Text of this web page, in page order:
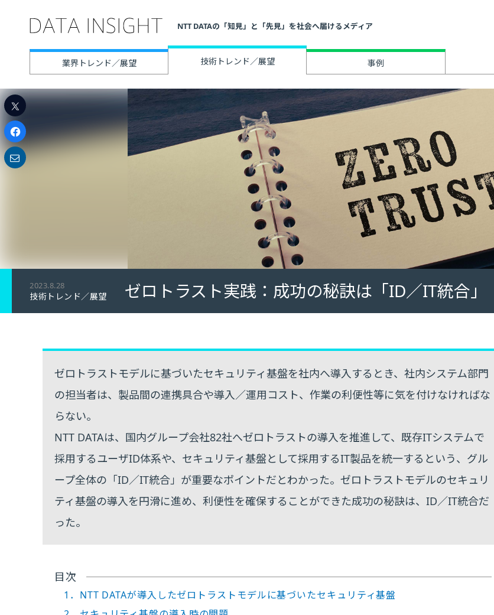
NTT DATAの「知見」と「先見」を社会へ届けるメディア
業界トレンド／展望 技術トレンド／展望 事例
2023.8.28
技術トレンド／展望 ゼロトラスト実践：成功の秘訣は「ID／IT統合」
ゼロトラストモデルに基づいたセキュリティ基盤を社内へ導入するとき、社内システム部門
の担当者は、製品間の連携具合や導入／運用コスト、作業の利便性等に気を付けなければな
らない。
NTT DATAは、国内グループ会社82社へゼロトラストの導入を推進して、既存ITシステムで
採用するユーザID体系や、セキュリティ基盤として採用するIT製品を統一するという、グル
ープ全体の「ID／IT統合」が重要なポイントだとわかった。ゼロトラストモデルのセキュリ
ティ基盤の導入を円滑に進め、利便性を確保することができた成功の秘訣は、ID／IT統合だ
った。
目次
1．NTT DATAが導入したゼロトラストモデルに基づいたセキュリティ基盤